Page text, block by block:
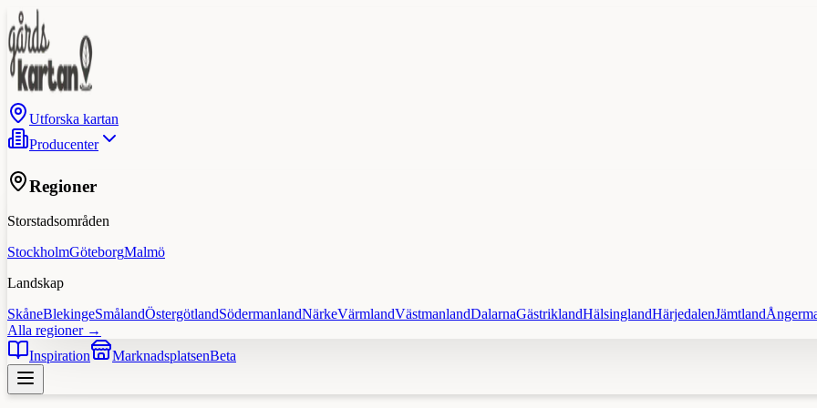
Utforska kartan
Producenter
Regioner
Storstadsområden
StockholmGöteborgMalmö
Landskap
SkåneBlekingeSmålandÖstergötlandSödermanlandNärkeVärmlandVästmanlandDalarnaGästriklandHälsinglandHärjedalenJämtland
Alla regioner →
Inspiration
MarknadsplatsenBeta